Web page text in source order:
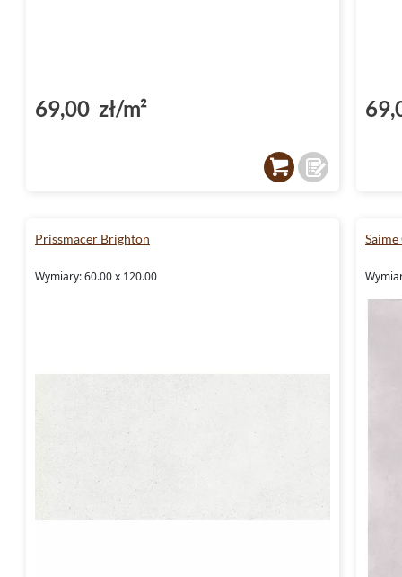
69,00 zł/m²
Prissmacer Brighton
Wymiary: 60.00 x 120.00